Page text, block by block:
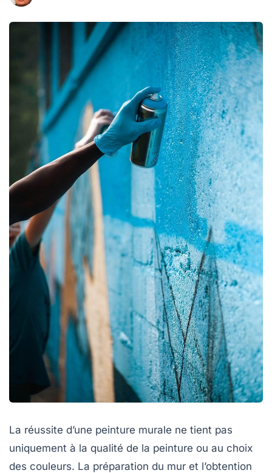
La réussite d’une peinture murale ne tient pas
uniquement à la qualité de la peinture ou au choix
des couleurs. La préparation du mur et l’obtention